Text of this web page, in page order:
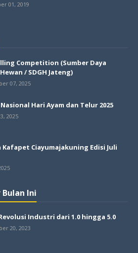
01, 2019
Competition (Sumber Daya
/ SDGH Jateng)
07, 2025
Hari Ayam dan Telur 2025
2025
Kafapet Ciayumajakuning Edisi Juli
Ini
Industri dari 1.0 hingga 5.0
20, 2023